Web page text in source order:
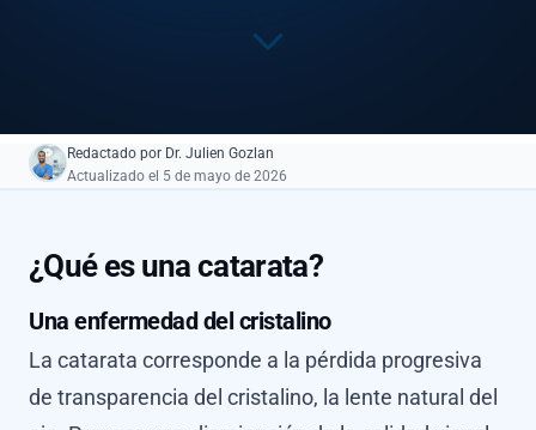
Redactado por Dr. Julien Gozlan
Actualizado el 5 de mayo de 2026
¿Qué es una catarata?
Una enfermedad del cristalino
La catarata corresponde a la pérdida progresiva
de transparencia del cristalino, la lente natural del